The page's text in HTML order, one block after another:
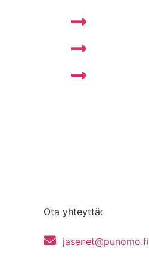
Ota yhteyttä:
jasenet@punomo.fi